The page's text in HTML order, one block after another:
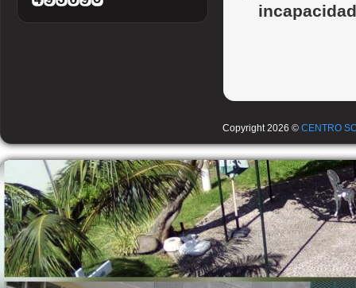
Copyright 2026 © CENTRO